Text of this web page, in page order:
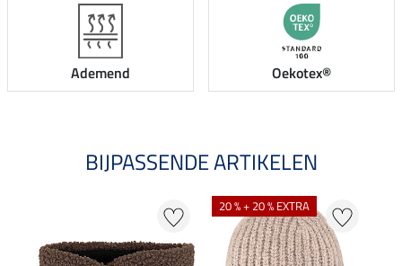
Ademend Oekotex®
BIJPASSENDE ARTIKELEN
20 % + 20 % EXTRA